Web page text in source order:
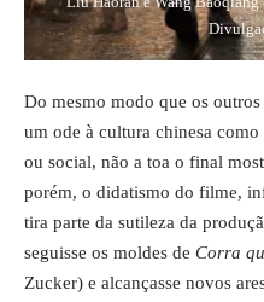
Do mesmo modo que os
um ode à cultura chinesa
ou social, não a toa o final
porém, o didatismo do filme,
tira parte da sutileza da
seguisse os moldes de Corra
Zucker) e alcançasse novos